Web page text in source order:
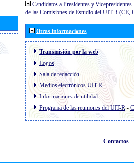
Candidatos a Presidentes y Vicepresidentes
de las Comisiones de Estudio del UIT R (CE,
Otras informaciones
Transmisión por la web
Logos
Sala de redacción
Medios electrónicos UIT-R
Informaciones de utilidad
Programa de las reuniones del UIT-R-
Contactos